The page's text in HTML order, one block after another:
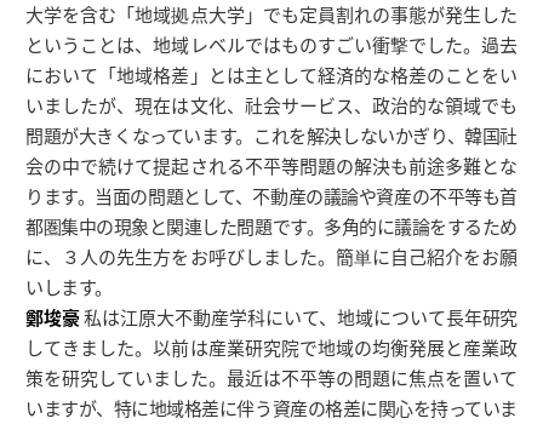
大学を含む「地域拠点大学」でも定員割れの事態が発生した
ということは、地域レベルではものすごい衝撃でした。過去
において「地域格差」とは主として経済的な格差のことをい
いましたが、現在は文化、社会サービス、政治的な領域でも
問題が大きくなっています。これを解決しないかぎり、韓国社
会の中で続けて提起される不平等問題の解決も前途多難とな
ります。当面の問題として、不動産の議論や資産の不平等も首
都圏集中の現象と関連した問題です。多角的に議論をするため
に、３人の先生方をお呼びしました。簡単に自己紹介をお願
いします。
鄭埈豪私は江原大不動産学科にいて、地域について長年研究
してきました。以前は産業研究院で地域の均衡発展と産業政
策を研究していました。最近は不平等の問題に焦点を置いて
いますが、特に地域格差に伴う資産の格差に関心を持っていま